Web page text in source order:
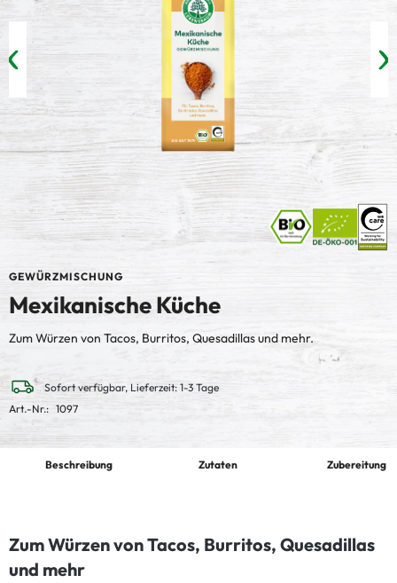
GEWÜRZMISCHUNG
Mexikanische Küche
Zum Würzen von Tacos, Burritos, Quesadillas und mehr.
Sofort verfügbar, Lieferzeit: 1-3 Tage
Art.-Nr.: 1097
Beschreibung Zutaten Zubereitung
Zum Würzen von Tacos, Burritos, Quesadillas
und mehr